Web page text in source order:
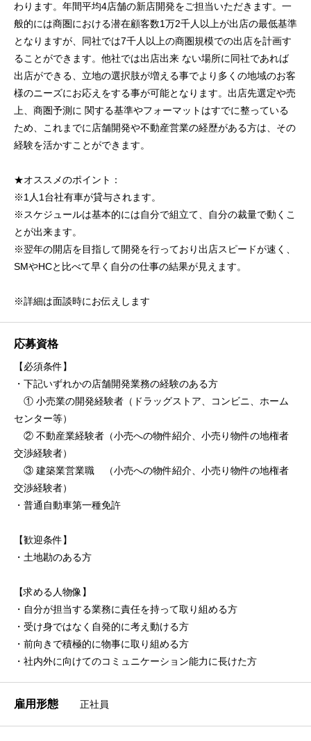
わります。年間平均4店舗の新店開発をご担当いただきます。一
般的には商圏における潜在顧客数1万2千人以上が出店の最低基準
となりますが、同社では7千人以上の商圏規模での出店を計画す
ることができます。他社では出店出来 ない場所に同社であれば
出店ができる、立地の選択肢が増える事でより多くの地域のお客
様のニーズにお応えをする事が可能となります。出店先選定や売
上、商圏予測に 関する基準やフォーマットはすでに整っている
ため、これまでに店舗開発や不動産営業の経歴がある方は、その
経験を活かすことができます。
★オススメのポイント：
※1人1台社有車が貸与されます。
※スケジュールは基本的には自分で組立て、自分の裁量で動くこ
とが出来ます。
※翌年の開店を目指して開発を行っており出店スピードが速く、
SMやHCと比べて早く自分の仕事の結果が見えます。
※詳細は面談時にお伝えします
応募資格
【必須条件】
・下記いずれかの店舗開発業務の経験のある方
① 小売業の開発経験者（ドラッグストア、コンビニ、ホーム
センター等）
② 不動産業経験者（小売への物件紹介、小売り物件の地権者
交渉経験者）
③ 建築業営業職 （小売への物件紹介、小売り物件の地権者
交渉経験者）
・普通自動車第一種免許
【歓迎条件】
・土地勘のある方
【求める人物像】
・自分が担当する業務に責任を持って取り組める方
・受け身ではなく自発的に考え動ける方
・前向きで積極的に物事に取り組める方
・社内外に向けてのコミュニケーション能力に長けた方
雇用形態 正社員